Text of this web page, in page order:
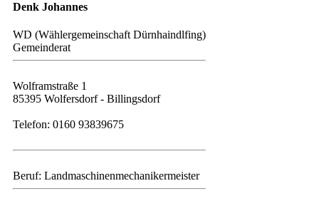
Denk Johannes
WD (Wählergemeinschaft Dürnhaindlfing)
Gemeinderat
Wolframstraße 1
85395 Wolfersdorf - Billingsdorf
Telefon: 0160 93839675
Beruf: Landmaschinenmechanikermeister